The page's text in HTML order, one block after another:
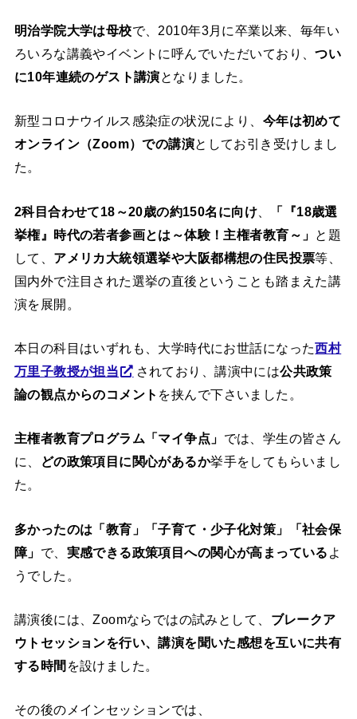
明治学院大学は母校で、2010年3月に卒業以来、毎年い
ろいろな講義やイベントに呼んでいただいており、つい
に10年連続のゲスト講演となりました。
新型コロナウイルス感染症の状況により、 今年は初めて
オンライン（Zoom）での講演としてお引き受けしまし
た。
2科目合わせて18～20歳の約150名に向け、
「『18歳選
挙権』時代の若者参画とは～体験！主権者教育～」 と題
して、 アメリカ大統領選挙や大阪都構想の住民投票等、
国内外で注目された選挙の直後ということも踏まえた講
演を展開。
本日の科目はいずれも、大学時代にお世話になった西村
万里子教授が担当
されており、講演中には公共政策
論の観点からのコメント を挟んで下さいました。
主権者教育プログラム「マイ争点」 では、学生の皆さん
に、
どの政策項目に関心があるか挙手をしてもらいまし
た。
多かったのは「教育」「子育て・少子化対策」「社会保
障」 で、 実感できる政策項目への関心が高まっている よ
うでした。
講演後には、Zoomならではの試みとして、 ブレークア
ウトセッションを行い、講演を聞いた感想を互いに共有
する時間 を設けました。
その後のメインセッションでは、